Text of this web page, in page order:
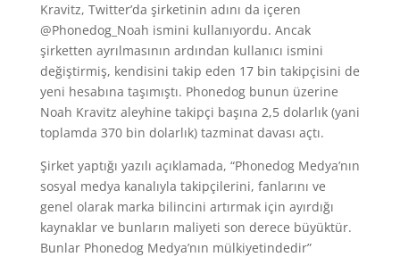
Kravitz, Twitter’da şirketinin adını da içeren
@Phonedog_Noah ismini kullanıyordu. Ancak
şirketten ayrılmasının ardından kullanıcı ismini
değiştirmiş, kendisini takip eden 17 bin takipçisini de
yeni hesabına taşımıştı. Phonedog bunun üzerine
Noah Kravitz aleyhine takipçi başına 2,5 dolarlık (yani
toplamda 370 bin dolarlık) tazminat davası açtı.
Şirket yaptığı yazılı açıklamada, “Phonedog Medya’nın
sosyal medya kanalıyla takipçilerini, fanlarını ve
genel olarak marka bilincini artırmak için ayırdığı
kaynaklar ve bunların maliyeti son derece büyüktür.
Bunlar Phonedog Medya’nın mülkiyetindedir”